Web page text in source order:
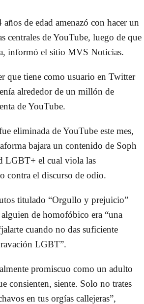
de edad amenazó con hacer un
centrales de YouTube, luego de que
informó el sitio MVS Noticias.
que tiene como usuario en Twitter
alrededor de un millón de
de YouTube.
eliminada de YouTube este mes,
bajara un contenido de Soph
LGBT+ el cual viola las
contra el discurso de odio.
titulado “Orgullo y prejuicio”
de homofóbico era “una
cuando no das suficiente
LGBT”.
promiscuo como un adulto
consienten, siente. Solo no trates
en tus orgías callejeras”,